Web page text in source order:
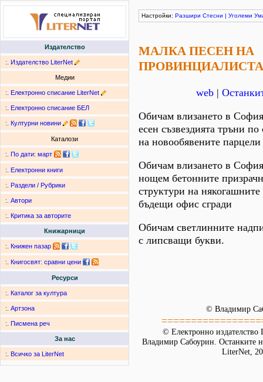
Издателство
:. Издателство LiterNet
Медии
:. Електронно списание LiterNet
:. Електронно списание БЕЛ
:. Културни новини
Каталози
:. По дати: март
:. Електронни книги
:. Раздели / Рубрики
:. Автори
:. Критика за авторите
Книжарници
:. Книжен пазар
:. Книгосвят: сравни цени
Ресурси
:. Каталог за култура
:. Артзона
:. Писмена реч
За нас
:. Всичко за LiterNet
Настройки: Разшири Стесни | Уголеми
МАЛКА ПЕСЕН НА
ПРОВИНЦИАЛИСТА
web |
Обичам влизането в София
есен съзвездията тръни
на новообявените парцели
Обичам влизането в София
нощем бетонните
структури на някогашните
бъдещи офис сгради
Обичам светлинните
с липсващи букви.
© Владимир
© Електронно издателство
Владимир Сабоурин. Останките
LiterNet,